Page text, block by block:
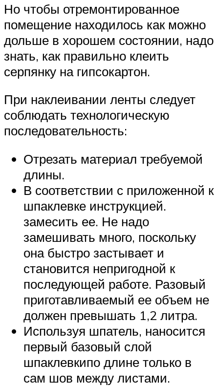
Но чтобы отремонтированное
помещение находилось как можно
дольше в хорошем состоянии, надо
знать, как правильно клеить
серпянку на гипсокартон.
При наклеивании ленты следует
соблюдать технологическую
последовательность:
Отрезать материал требуемой
длины.
В соответствии с приложенной к
шпаклевке инструкцией.
замесить ее. Не надо
замешивать много, поскольку
она быстро застывает и
становится непригодной к
последующей работе. Разовый
приготавливаемый ее объем не
должен превышать 1,2 литра.
Используя шпатель, наносится
первый базовый слой
шпаклевкипо длине только в
сам шов между листами.